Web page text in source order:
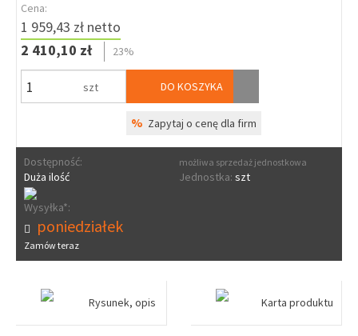
Cena:
1 959,43 zł netto
2 410,10 zł
23%
szt DO KOSZYKA
% Zapytaj o cenę dla firm
Dostępność:
Duża ilość
możliwa sprzedaż jednostkowa
Jednostka: szt
Wysyłka*:
poniedziałek
Zamów teraz
Rysunek, opis Karta produktu